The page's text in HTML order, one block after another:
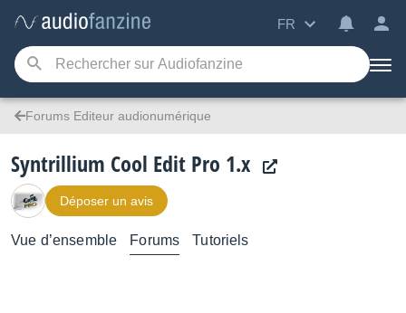
FR
Forums Editeur audionumérique
Syntrillium Cool Edit Pro 1.x
Déposer un avis
Vue d’ensemble Forums Tutoriels